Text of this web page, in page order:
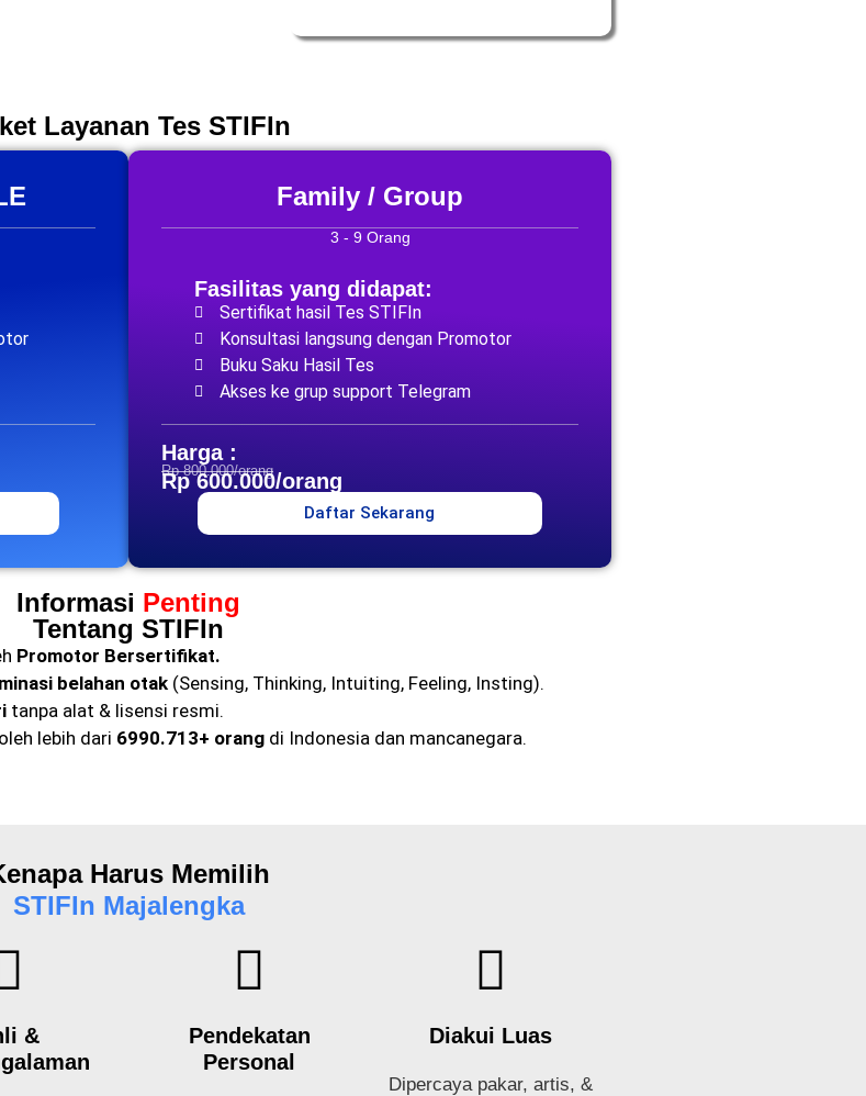
Layanan Tes STIFIn
Family / Group
3 - 9 Orang
Fasilitas yang didapat:
Sertifikat hasil Tes STIFIn
Konsultasi langsung dengan Promotor
Buku Saku Hasil Tes
Akses ke grup support Telegram
Harga :
Rp 800.000/orang
Rp 600.000/orang
Daftar Sekarang
Informasi Penting
Tentang STIFIn
Promotor Bersertifikat.
belahan otak(Sensing, Thinking, Intuiting, Feeling, Insting).
tanpa alat & lisensi resmi.
lebih dari 6990.713+ orangdi Indonesia dan mancanegara.
Harus Memilih
STIFIn Majalengka
&
Pendekatan
Personal
Diakui Luas
Dipercaya pakar, artis, &